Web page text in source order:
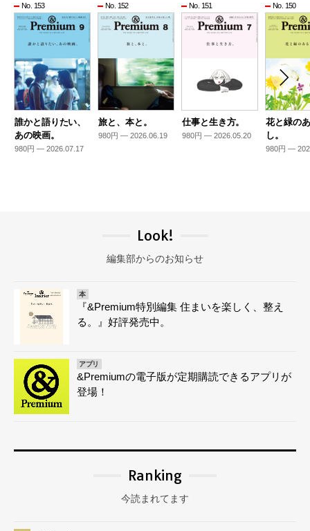
No. 153
誰かと語りたい、
あの映画。
980円 — 2026.07.17
No. 152
旅と、本と。
980円 — 2026.06.19
No. 151
仕事と生き方。
980円 — 2026.05.20
No. 150
花と緑の
し。
980円 —
Look!
編集部からのお知らせ
本
『&Premium特別編集 住まいを楽しく、整え
る。』好評発売中。
アプリ
&Premiumの電子版が定期購読できるアプリが
登場！
Ranking
今読まれてます